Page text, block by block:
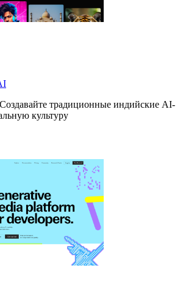
традиционные индийские AI-
культуру